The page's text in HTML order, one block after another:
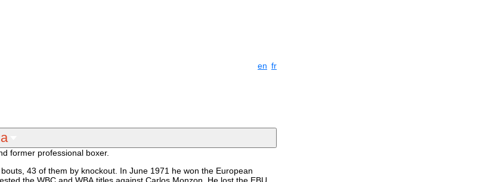
en fr
former professional boxer.
43 of them by knockout. In June 1971 he won the European